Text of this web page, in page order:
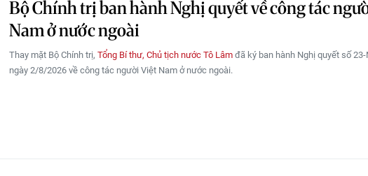
Bộ Chính trị ban hành Nghị quyết về công tác
Nam ở nước ngoài
Thay mặt Bộ Chính trị, Tổng Bí thư, Chủ tịch nước Tô Lâm đã ký ban hành Nghị quyết số
ngày 2/8/2026 về công tác người Việt Nam ở nước ngoài.